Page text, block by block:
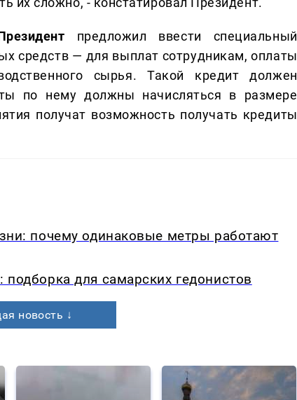
предложил ввести специальный
средств — для выплат сотрудникам, оплаты
сырья. Такой кредит должен
по нему должны начисляться в размере
получат возможность получать кредиты
почему одинаковые метры работают
для самарских гедонистов
новость ↓